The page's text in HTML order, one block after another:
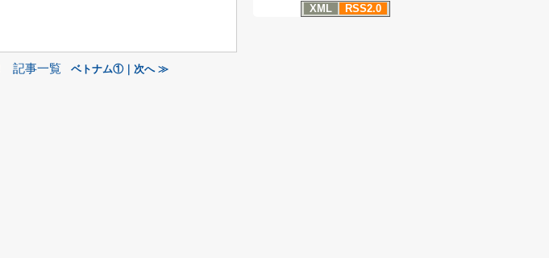
記事一覧 ベトナム①｜次へ ≫
XML
RSS2.0